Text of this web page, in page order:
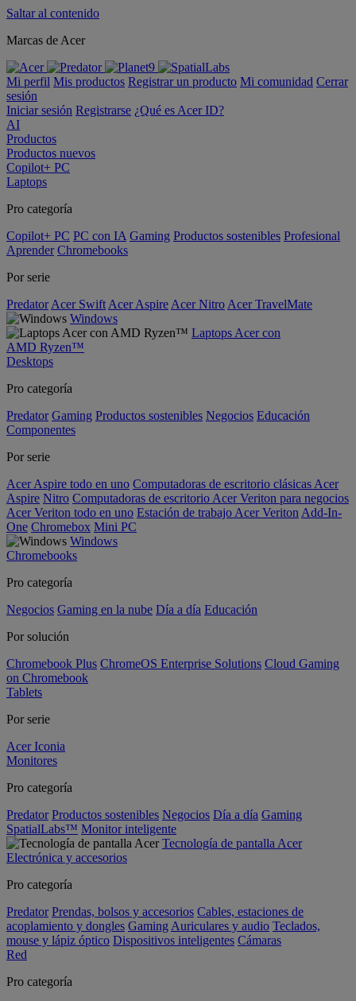
Saltar al contenido
Marcas de Acer
Mi perfil Mis productos Registrar un producto Mi comunidad Cerrar
sesión
Iniciar sesión Registrarse ¿Qué es Acer ID?
AI
Productos
Productos nuevos
Copilot+ PC
Laptops
Pro categoría
Copilot+ PC PC con IA Gaming Productos sostenibles Profesional
Aprender Chromebooks
Por serie
Predator Acer Swift Acer Aspire Acer Nitro Acer TravelMate
Windows
Laptops Acer con
AMD Ryzen™
Desktops
Pro categoría
Predator Gaming Productos sostenibles Negocios Educación
Componentes
Por serie
Acer Aspire todo en uno Computadoras de escritorio clásicas Acer
Aspire Nitro Computadoras de escritorio Acer Veriton para negocios
Acer Veriton todo en uno Estación de trabajo Acer Veriton Add-In-
One Chromebox Mini PC
Windows
Chromebooks
Pro categoría
Negocios Gaming en la nube Día a día Educación
Por solución
Chromebook Plus ChromeOS Enterprise Solutions Cloud Gaming
on Chromebook
Tablets
Por serie
Acer Iconia
Monitores
Pro categoría
Predator Productos sostenibles Negocios Día a día Gaming
SpatialLabs™ Monitor inteligente
Tecnología de pantalla Acer
Electrónica y accesorios
Pro categoría
Predator Prendas, bolsos y accesorios Cables, estaciones de
acoplamiento y dongles Gaming Auriculares y audio Teclados,
mouse y lápiz óptico Dispositivos inteligentes Cámaras
Red
Pro categoría